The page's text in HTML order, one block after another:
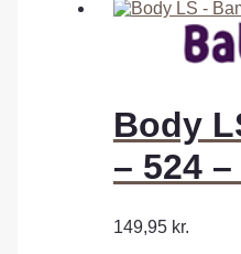
Body
– 524 –
149,95 kr.